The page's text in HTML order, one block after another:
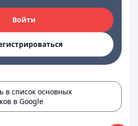
Войти
в список основных
в Google